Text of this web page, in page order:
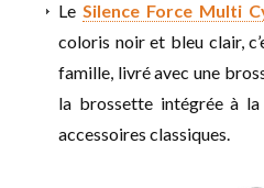
Le Silence Force Multi
coloris noir et bleu clair,
famille, livré avec une
la brossette intégrée à
accessoires classiques.